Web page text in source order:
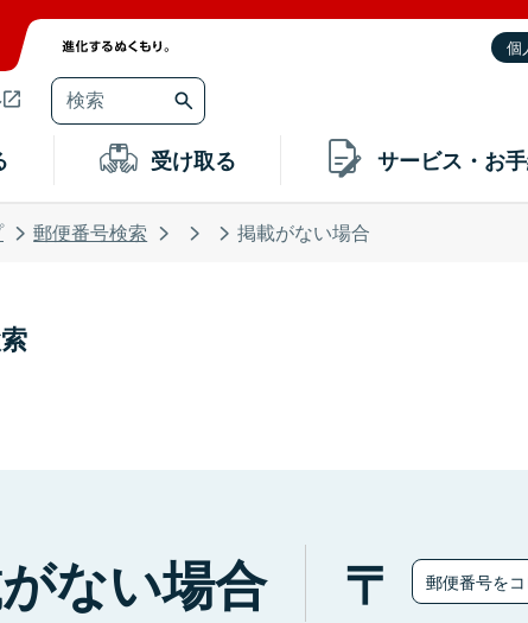
個
受け取る サービス・お
郵便番号検索 掲載がない場合
ない場合 郵便番号を